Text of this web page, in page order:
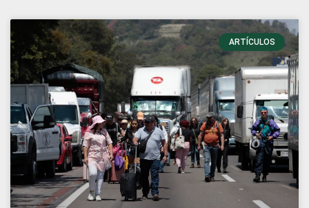
ARTÍCULOS